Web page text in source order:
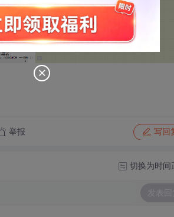
举报 写回
切换为时间
发表回